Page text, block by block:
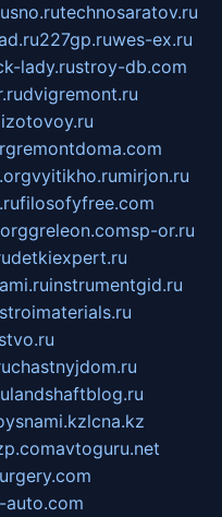
technosaratov.ru
227gp.ruwes-ex.ru
lady.rustroy-db.com
dvigremont.ru
remontdoma.com
vyitikho.rumirjon.ru
filosofyfree.com
greleon.comsp-or.ru
detkiexpert.ru
instrumentgid.ru
stroimaterials.ru
chastnyjdom.ru
landshaftblog.ru
lcna.kz
avtoguru.net
auto.com